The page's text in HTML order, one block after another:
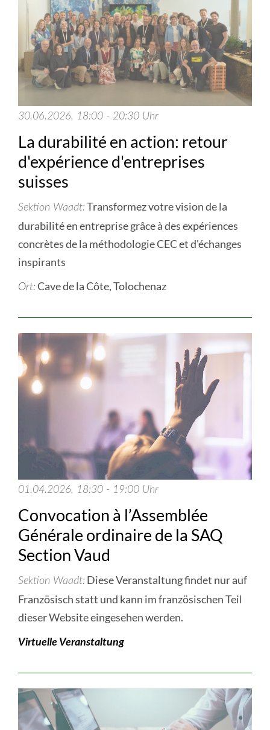
30.06.2026, 18:00 - 20:30 Uhr
La durabilité en action: retour
d'expérience d'entreprises
suisses
Sektion Waadt Transformez votre vision de la
durabilité en entreprise grâce à des expériences
concrètes de la méthodologie CEC et d'échanges
inspirants
Ort: Cave de la Côte, Tolochenaz
01.04.2026, 18:30 - 19:00 Uhr
Convocation à l’Assemblée
Générale ordinaire de la SAQ
Section Vaud
Sektion Waadt Diese Veranstaltung findet nur auf
Französisch statt und kann im französischen Teil
dieser Website eingesehen werden.
Virtuelle Veranstaltung